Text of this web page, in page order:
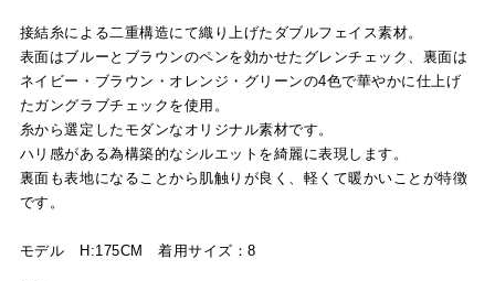
接結糸による二重構造にて織り上げたダブルフェイス素材。
表面はブルーとブラウンのペンを効かせたグレンチェック、裏面は
ネイビー・ブラウン・オレンジ・グリーンの4色で華やかに仕上げ
たガングラブチェックを使用。
糸から選定したモダンなオリジナル素材です。
ハリ感がある為構築的なシルエットを綺麗に表現します。
裏面も表地になることから肌触りが良く、軽くて暖かいことが特徴
です。
モデル H:175CM 着用サイズ：8